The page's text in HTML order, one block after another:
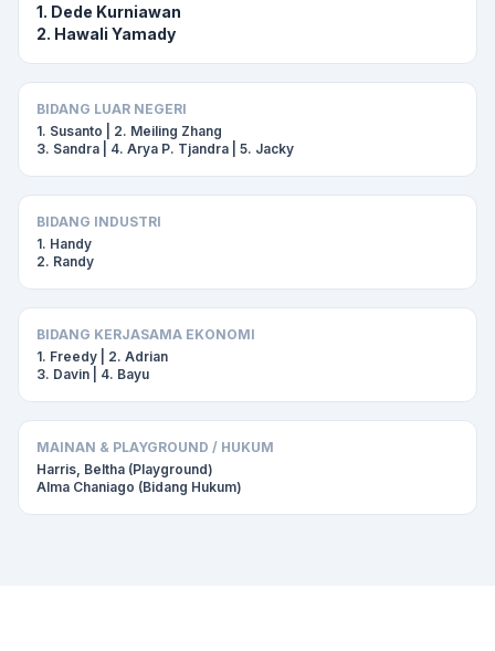
1. Dede Kurniawan
2. Hawali Yamady
BIDANG LUAR NEGERI
1. Susanto | 2. Meiling Zhang
3. Sandra | 4. Arya P. Tjandra | 5. Jacky
BIDANG INDUSTRI
1. Handy
2. Randy
BIDANG KERJASAMA EKONOMI
1. Freedy | 2. Adrian
3. Davin | 4. Bayu
MAINAN & PLAYGROUND / HUKUM
Harris, Beltha (Playground)
Alma Chaniago (Bidang Hukum)